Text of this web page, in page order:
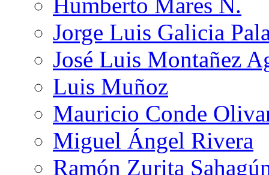
Jorge Luis Galicia
José Luis Montañez
Luis Muñoz
Mauricio Conde
Miguel Ángel Rivera
Ramón Zurita